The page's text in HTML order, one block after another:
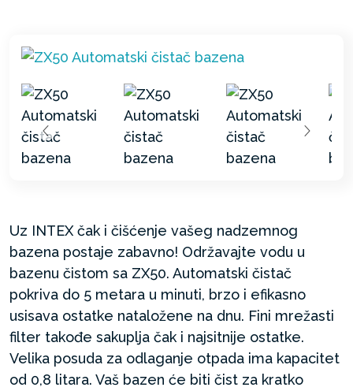
Uz INTEX čak i čišćenje vašeg nadzemnog
bazena postaje zabavno! Održavajte vodu u
bazenu čistom sa ZX50. Automatski čistač
pokriva do 5 metara u minuti, brzo i efikasno
usisava ostatke nataložene na dnu. Fini mrežasti
filter takođe sakuplja čak i najsitnije ostatke.
Velika posuda za odlaganje otpada ima kapacitet
od 0,8 litara. Vaš bazen će biti čist za kratko